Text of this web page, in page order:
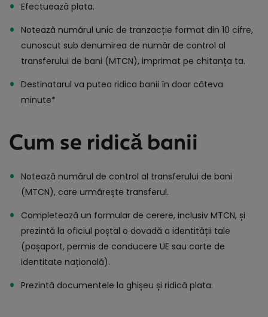
Efectuează plata.
Notează numărul unic de tranzacție format din 10 cifre,
cunoscut sub denumirea de număr de control al
transferului de bani (MTCN), imprimat pe chitanța ta.
Destinatarul va putea ridica banii în doar câteva
minute*
Cum se ridică banii
Notează numărul de control al transferului de bani
(MTCN), care urmărește transferul.
Completează un formular de cerere, inclusiv MTCN, și
prezintă la oficiul poștal o dovadă a identității tale
(pașaport, permis de conducere UE sau carte de
identitate națională).
Prezintă documentele la ghișeu și ridică plata.